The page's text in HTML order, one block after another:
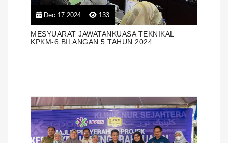
Dec 17 2024 133
MESYUARAT JAWATANKUASA TEKNIKAL
KPKM-6 BILANGAN 5 TAHUN 2024